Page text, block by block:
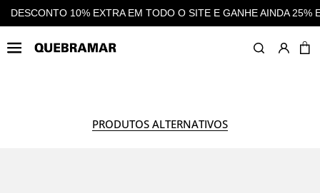
SITE E GANHE AINDA 25% EM CASHBACK EM TODAS AS
PRODUTOS ALTERNATIVOS